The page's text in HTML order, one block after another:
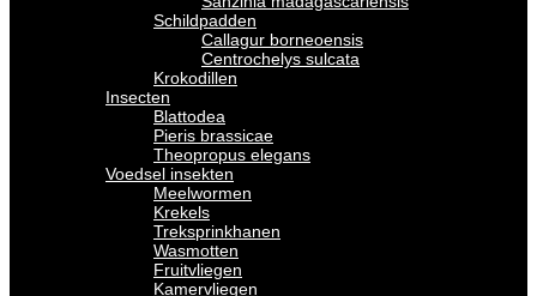
Schildpadden
Callagur borneoensis
Centrochelys sulcata
Krokodillen
Insecten
Blattodea
Pieris brassicae
Theopropus elegans
Voedsel insekten
Meelwormen
Krekels
Treksprinkhanen
Wasmotten
Fruitvliegen
Kamervliegen